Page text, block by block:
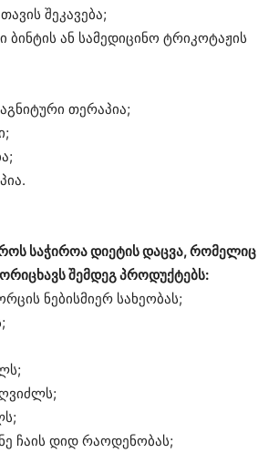
შეკავება;
ან სამედიცინო ტრიკოტაჟის
თერაპია;
საჭიროა დიეტის დაცვა, რომელიც
შემდეგ პროდუქტებს:
ნებისმიერ სახეობას;
ჩაის დიდ რაოდენობას;